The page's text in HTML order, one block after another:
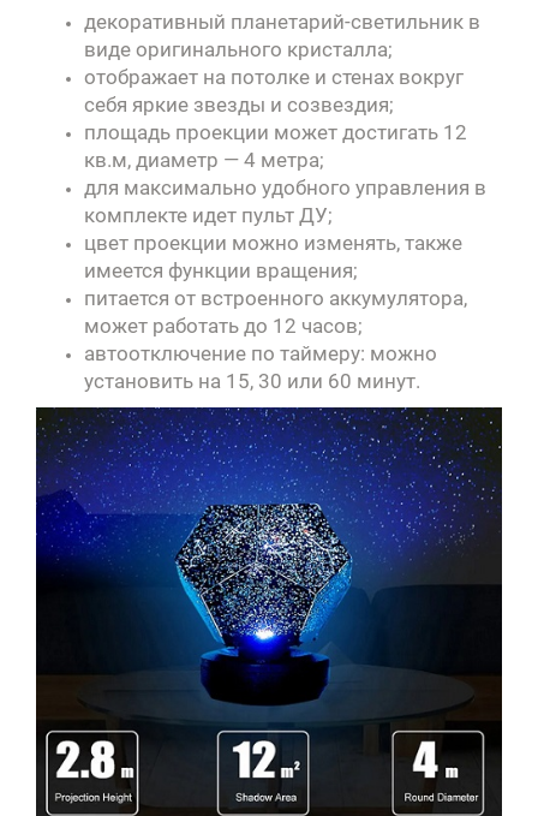
декоративный планетарий-светильник в
виде оригинального кристалла;
отображает на потолке и стенах вокруг
себя яркие звезды и созвездия;
площадь проекции может достигать 12
кв.м, диаметр — 4 метра;
для максимально удобного управления в
комплекте идет пульт ДУ;
цвет проекции можно изменять, также
имеется функции вращения;
питается от встроенного аккумулятора,
может работать до 12 часов;
автоотключение по таймеру: можно
установить на 15, 30 или 60 минут.